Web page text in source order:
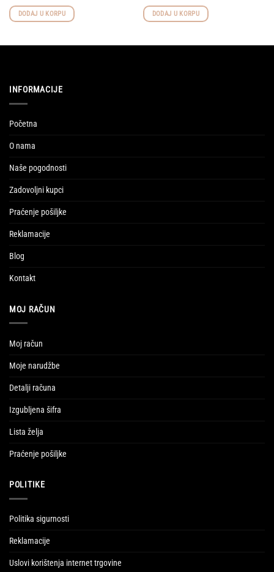
DODAJ U KORPU DODAJ U KORPU
INFORMACIJE
Početna
O nama
Naše pogodnosti
Zadovoljni kupci
Praćenje pošiljke
Reklamacije
Blog
Kontakt
MOJ RAČUN
Moj račun
Moje narudžbe
Detalji računa
Izgubljena šifra
Lista želja
Praćenje pošiljke
POLITIKE
Politika sigurnosti
Reklamacije
Uslovi korištenja internet trgovine